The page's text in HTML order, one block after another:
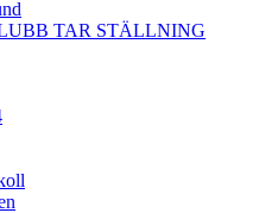
TAR STÄLLNING